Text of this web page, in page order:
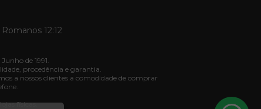
12:12
de 1991.
procedência e garantia.
a nossos clientes a comodidade de comprar
físicas.